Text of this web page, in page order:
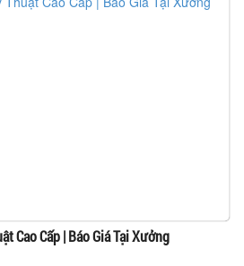
Cao Cấp | Báo Giá Tại Xưởng